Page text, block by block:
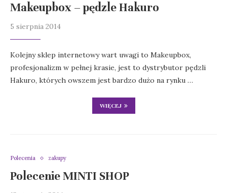
Makeupbox – pędzle Hakuro
5 sierpnia 2014
Kolejny sklep internetowy wart uwagi to Makeupbox,
profesjonalizm w pełnej krasie, jest to dystrybutor pędzli
Hakuro, których owszem jest bardzo dużo na rynku …
WIĘCEJ
Polecenia zakupy
Polecenie MINTI SHOP